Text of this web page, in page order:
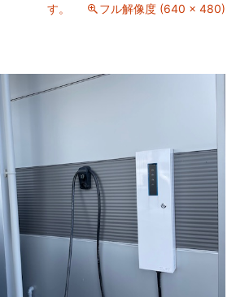
す。
フル解像度 (640 × 480)